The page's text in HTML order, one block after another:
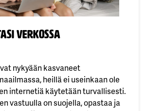
verkossa
nykyään kasvaneet
heillä ei useinkaan ole
internetiä käytetään turvallisesti.
vastuulla on suojella, opastaa ja